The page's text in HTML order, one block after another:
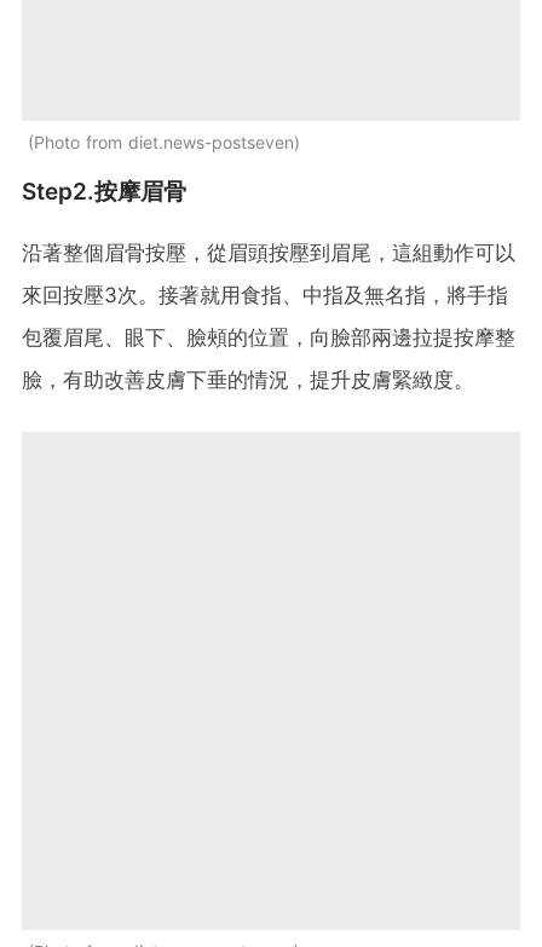
Photo from diet.news-postseven
Step2.按摩眉骨
沿著整個眉骨按壓，從眉頭按壓到眉尾，這組動作可以
來回按壓3次。接著就用食指、中指及無名指，將手指
包覆眉尾、眼下、臉頰的位置，向臉部兩邊拉提按摩整
臉，有助改善皮膚下垂的情況，提升皮膚緊緻度。